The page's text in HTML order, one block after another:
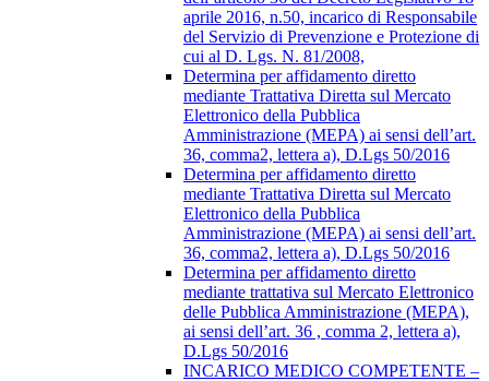
aprile 2016, n.50, incarico di Responsabile
del Servizio di Prevenzione e Protezione di
cui al D. Lgs. N. 81/2008,
Determina per affidamento diretto
mediante Trattativa Diretta sul Mercato
Elettronico della Pubblica
Amministrazione (MEPA) ai sensi dell’art.
36, comma2, lettera a), D.Lgs 50/2016
Determina per affidamento diretto
mediante Trattativa Diretta sul Mercato
Elettronico della Pubblica
Amministrazione (MEPA) ai sensi dell’art.
36, comma2, lettera a), D.Lgs 50/2016
Determina per affidamento diretto
mediante trattativa sul Mercato Elettronico
delle Pubblica Amministrazione (MEPA),
ai sensi dell’art. 36 , comma 2, lettera a),
D.Lgs 50/2016
INCARICO MEDICO COMPETENTE –